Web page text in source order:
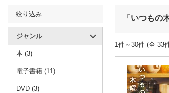
絞り込み
ジャンル
本 (3)
電子書籍 (11)
DVD (3)
「 いつもの
1件～30件 (全 33